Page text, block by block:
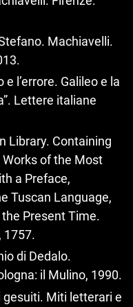
Machiavelli.
l’errore. Galileo e la
Lettere italiane
Library. Containing
of the Most
a Preface,
Tuscan Language,
Present Time.
1757.
di Dedalo.
il Mulino, 1990.
gesuiti. Miti letterari e